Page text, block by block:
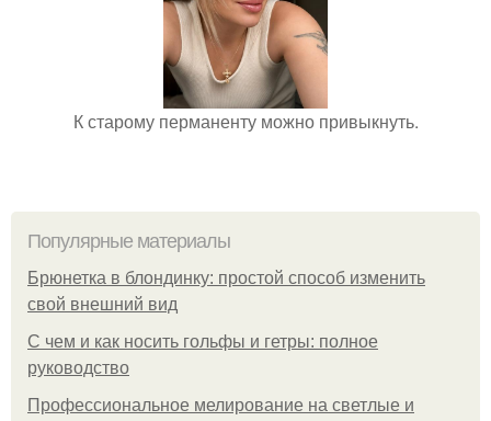
К старому перманенту можно привыкнуть.
Популярные материалы
Брюнетка в блондинку: простой способ изменить
свой внешний вид
С чем и как носить гольфы и гетры: полное
руководство
Профессиональное мелирование на светлые и